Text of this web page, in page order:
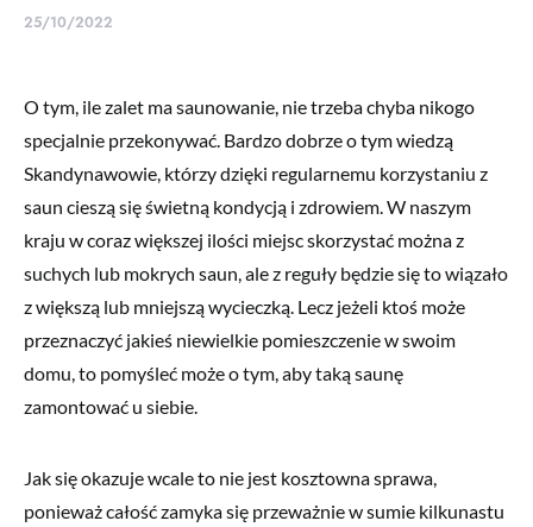
25/10/2022
O tym, ile zalet ma saunowanie, nie trzeba chyba nikogo
specjalnie przekonywać. Bardzo dobrze o tym wiedzą
Skandynawowie, którzy dzięki regularnemu korzystaniu z
saun cieszą się świetną kondycją i zdrowiem. W naszym
kraju w coraz większej ilości miejsc skorzystać można z
suchych lub mokrych saun, ale z reguły będzie się to wiązało
z większą lub mniejszą wycieczką. Lecz jeżeli ktoś może
przeznaczyć jakieś niewielkie pomieszczenie w swoim
domu, to pomyśleć może o tym, aby taką saunę
zamontować u siebie.
Jak się okazuje wcale to nie jest kosztowna sprawa,
ponieważ całość zamyka się przeważnie w sumie kilkunastu